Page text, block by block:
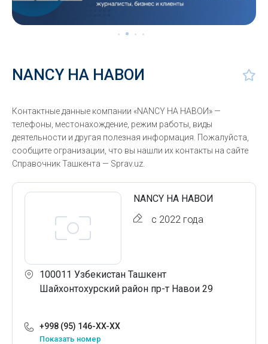
NANCY НА НАВОИ
Контактные данные компании «NANCY НА НАВОИ» —
телефоны, местонахождение, режим работы, виды
деятельности и другая полезная информация. Пожалуйста,
сообщите огранизации, что вы нашли их контакты на сайте
Справочник Ташкента — Sprav.uz.
NANCY НА НАВОИ
с 2022 года
100011 Узбекистан Ташкент
Шайхонтохурский район пр-т Навои 29
+998 (95) 146-XX-XX
Показать номер